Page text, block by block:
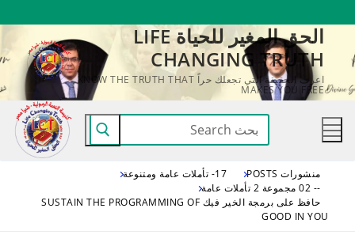
المحتوى
الحق المغير للحياة LIFE
CHANGING TRUTH
اعرف الحقيقة التي تجعلك حراً KNOW THE TRUTH THAT
MAKES YOU FREE
البحث
عن:
منشورات POSTS
17- تأملات عامة ومتنوعة
-- 02 مجموعة 2 تأملات عامة
حافظ على برمجة الخير فيك SUSTAIN THE PROGRAMMING OF
GOOD IN YOU